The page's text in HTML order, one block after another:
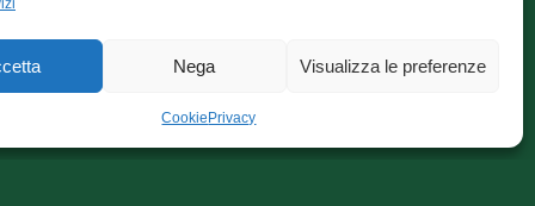
Nega Visualizza le preferenze
Cookie Privacy